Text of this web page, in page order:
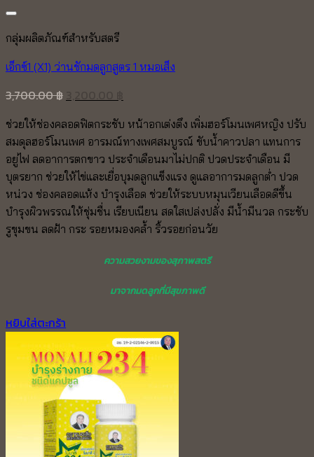
กลุ่มผลิตภัณฑ์สำหรับสตรี
เอ็กซ์1 (X1) ว่านชักมดลูกสูตร 1 หมอเส็ง
3,700.00฿
was:
3,700.00 ฿.
is:
3,200.00 ฿.
ช่วยให้ช่องคลอดฟิตกระชับ หน้าอกเต่งตึง เพิ่มฮอร์โมนเพศหญิง ปรับ
สมดุลฮอร์โมนเพศ อารมณ์ทางเพศสมบูรณ์ ขับน้ำคาวปลา แทนการ
อยู่ไฟ ลดอาการตกขาว ประจำเดือนมาไม่ปกติ ปวดประจำเดือน มี
บุตรยาก ช่วยให้ไข่และเยื่อบุมดลูกแข็งแรง ดูแลอาการมดลูกต่ำ ปวด
หน่วง ช่องคลอดแห้ง บำรุงเลือด ช่วยให้ระบบหมุนเวียนเลือดดีขึ้น
บำรุงผิวพรรณให้ชุ่มชื่น เรียบเนียน สดใสเปล่งปลั่ง มีน้ำมีนวล กระชับ
รูขุมขน ลดฝ้า กระ รอยหมองคล้ำ ริ้วรอยก่อนวัย
ความสวยงามของสุภาพสตรี
มาจากมดลูกที่มีสุขภาพดี
หยิบใส่ตะกร้า